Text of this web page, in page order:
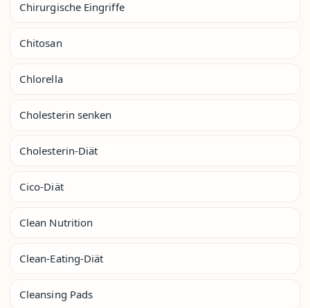
Chirurgische Eingriffe
Chitosan
Chlorella
Cholesterin senken
Cholesterin-Diät
Cico-Diät
Clean Nutrition
Clean-Eating-Diät
Cleansing Pads